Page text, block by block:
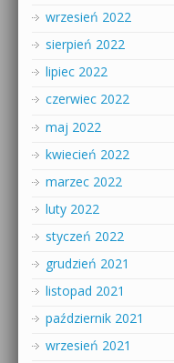
wrzesień 2022
sierpień 2022
lipiec 2022
czerwiec 2022
maj 2022
kwiecień 2022
marzec 2022
luty 2022
styczeń 2022
grudzień 2021
listopad 2021
październik 2021
wrzesień 2021